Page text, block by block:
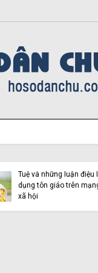
Vàng Chỉnh Mình và cái
gọi là “Liên minh người
Mông vì công lý” (Kỳ 1)